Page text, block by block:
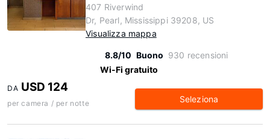
407 Riverwind
Dr, Pearl, Mississippi 39208, US
Visualizza mappa
8.8/10 Buono 930 recensioni
Wi-Fi gratuito
DA USD 124
per camera / per notte Seleziona